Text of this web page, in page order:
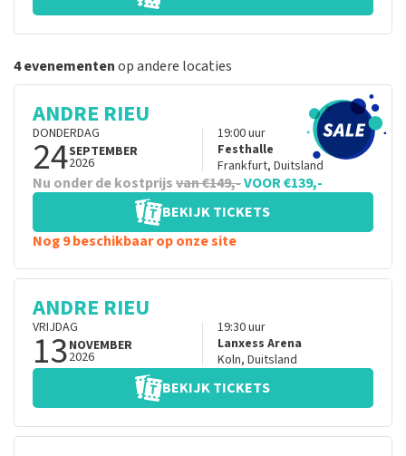
4 evenementenop andere locaties
ANDRE RIEU
DONDERDAG
24SEPTEMBER
2026
19:00uur
Festhalle
Frankfurt, Duitsland
Nu onder de kostprijsvan €149,-VOOR €139,-
BEKIJK TICKETS
Nog 9 beschikbaar op onze site
ANDRE RIEU
VRIJDAG
13NOVEMBER
2026
19:30uur
Lanxess Arena
Koln, Duitsland
BEKIJK TICKETS